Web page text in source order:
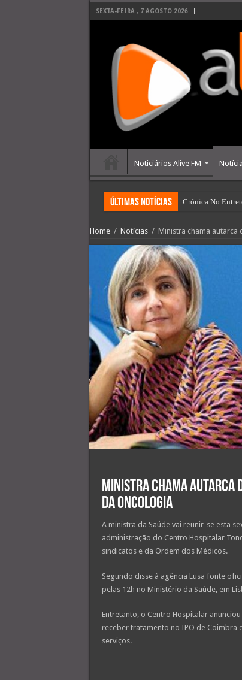
SEXTA-FEIRA , 7 AGOSTO 2026
Noticiários Alive FM
últimas Notícias Crónica No
Home / Notícias / Ministra chama autarca
Ministra chama autarca
da oncologia
A ministra da Saúde vai reunir-se esta
administração do Centro Hospitalar
sindicatos e da Ordem dos Médicos.
Segundo disse à agência Lusa fonte
pelas 12h no Ministério da Saúde, em
Entretanto, o Centro Hospitalar
receber tratamento no IPO de Coimbra
serviços.